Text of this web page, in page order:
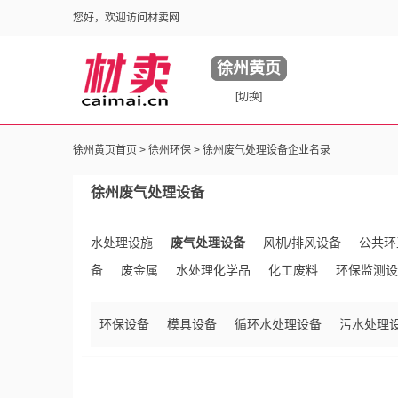
您好，欢迎访问材卖网
徐州黄页
[切换]
徐州黄页首页 > 徐州环保 > 徐州废气处理设备企业名录
徐州废气处理设备
水处理设施 废气处理设备 风机/排风设备
公共
备
废金属 水处理化学品 化工废料 环保监测
环保设备 模具设备 循环水处理设备 污水处理